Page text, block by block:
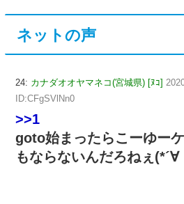
ネットの声
24: カナダオオヤマネコ(宮城県) [ﾇｺ]
ID:CFgSVlNn0
>>1
goto始まったらこーゆー
もならないんだろねぇ(*´∀